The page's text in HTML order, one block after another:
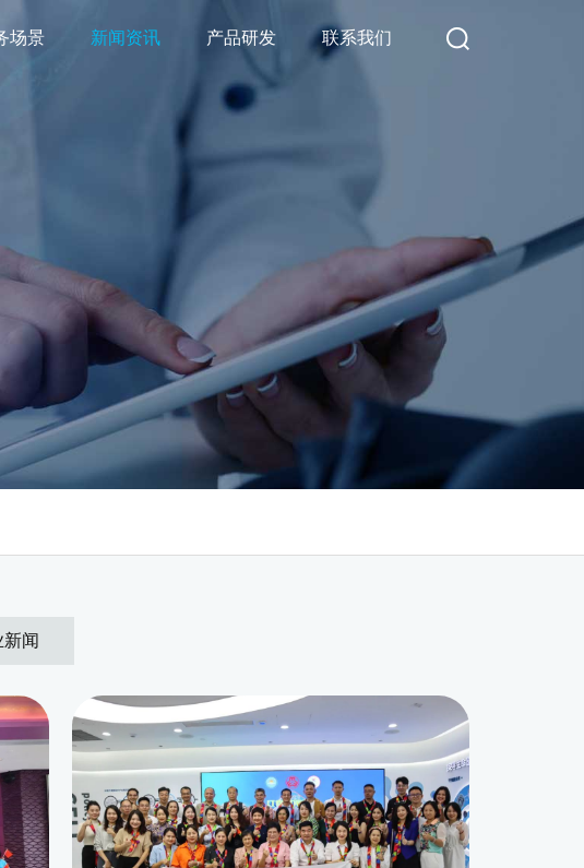
场景 新闻资讯 产品研发 联系我们
闻